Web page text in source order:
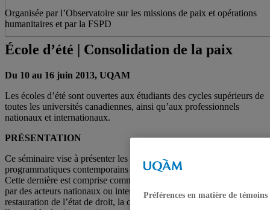
Organisée par l’Observatoire sur les missions de paix et opérations
humanitaires et par la FSPD
École d’été | Consolidation de la paix
Du 10 au 16 juin 2013, UQAM
Les écoles d’été sont ouvertes aux étudiants des cycles supérieurs de
toutes les universités canadiennes, ainsi qu’aux professionnels
nationaux et internationaux.
PRÉSENTATION
Ce séminaire vise à présenter les aspects théoriques et
programmatiques contemporains liés à la consolidation de la paix.
Cette dernière est comprise comme l’ensemble des mesures prises
par des acteurs nationaux ou internationaux ayant pour objectif la
restauration de l’état de droit, la consolidation de la paix civile et
Préférences en matière de témoins